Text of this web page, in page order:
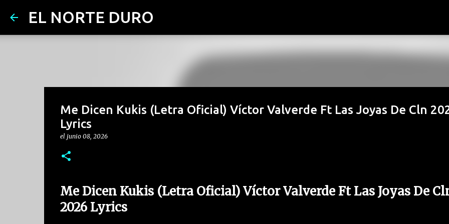
EL NORTE DURO
Me Dicen Kukis (Letra Oficial) Víctor Valverde Ft Las Joyas De Cln
Lyrics
el junio 08, 2026
Me Dicen Kukis (Letra Oficial) Víctor Valverde Ft Las Joyas De
2026 Lyrics